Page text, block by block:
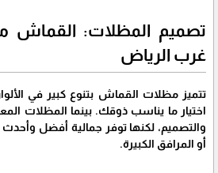
تصميم المظلات: القماش
غرب الرياض
تتميز مظلات القماش بتنوع كبير في
اختيار ما يناسب ذوقك. بينما المظلات
والتصميم، لكنها توفر جمالية أفضل
أو المرافق الكبيرة.